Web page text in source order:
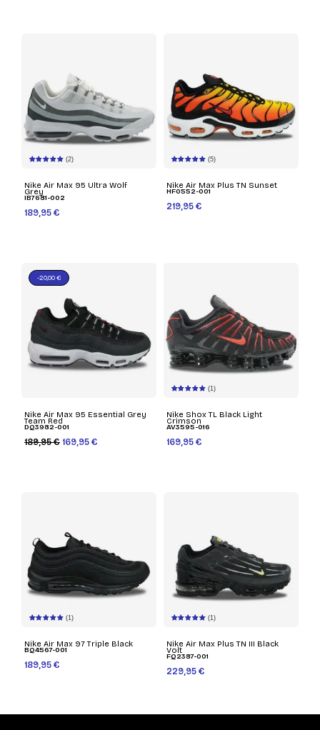
(2)
Nike Air Max 95 Ultra Wolf
Grey
IB7681-002
189,95 €
(5)
Nike Air Max Plus TN Sunset
HF0552-001
219,95 €
Nike Air Max 95 Essential Grey
Team Red
DQ3982-001
189,95 € 169,95 €
-20,00 €
(1)
Nike Shox TL Black Light
Crimson
AV3595-016
169,95 €
(1)
Nike Air Max 97 Triple Black
BQ4567-001
189,95 €
(1)
Nike Air Max Plus TN III Black
Volt
FQ2387-001
229,95 €